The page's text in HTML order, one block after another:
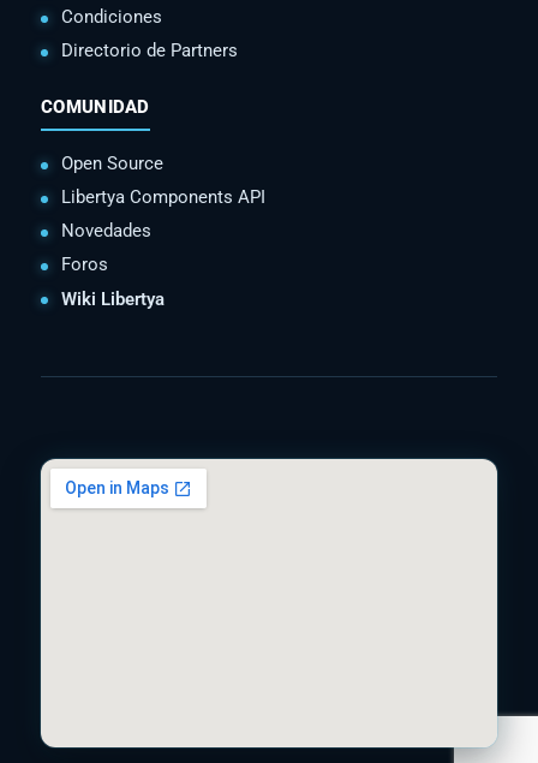
Condiciones
Directorio de Partners
COMUNIDAD
Open Source
Libertya Components API
Novedades
Foros
Wiki Libertya